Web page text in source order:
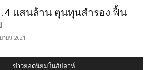
แสนล้าน ตุนทุนสำรอง ฟื้น
ายน 2021
ข่าวยอดนิยมในสัปดาห์